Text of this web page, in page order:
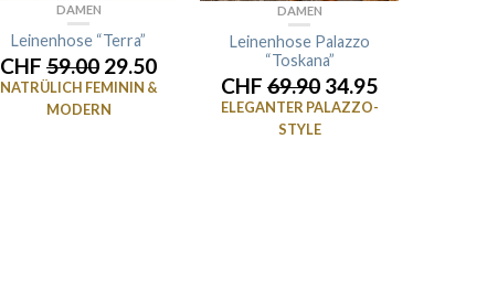
DAMEN
Leinenhose “Terra”
CHF 59.00 29.50
NATRÜLICH FEMININ &
MODERN
DAMEN
Leinenhose Palazzo
“Toskana”
CHF 69.90 34.95
ELEGANTER PALAZZO-
STYLE